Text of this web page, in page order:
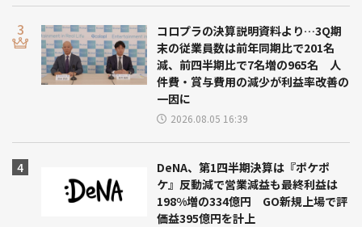
コロプラの決算説明資料より…3Q期
末の従業員数は前年同期比で201名
減、前四半期比で7名増の965名 人
件費・賞与費用の減少が利益率改善の
一因に
2026.08.05 16:39
DeNA、第1四半期決算は『ポケポ
ケ』反動減で営業減益も最終利益は
198%増の334億円 GO新規上場で評
価益395億円を計上